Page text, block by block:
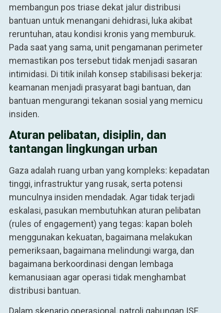
membangun pos triase dekat jalur distribusi
bantuan untuk menangani dehidrasi, luka akibat
reruntuhan, atau kondisi kronis yang memburuk.
Pada saat yang sama, unit pengamanan perimeter
memastikan pos tersebut tidak menjadi sasaran
intimidasi. Di titik inilah konsep stabilisasi bekerja:
keamanan menjadi prasyarat bagi bantuan, dan
bantuan mengurangi tekanan sosial yang memicu
insiden.
Aturan pelibatan, disiplin, dan
tantangan lingkungan urban
Gaza adalah ruang urban yang kompleks: kepadatan
tinggi, infrastruktur yang rusak, serta potensi
munculnya insiden mendadak. Agar tidak terjadi
eskalasi, pasukan membutuhkan aturan pelibatan
(rules of engagement) yang tegas: kapan boleh
menggunakan kekuatan, bagaimana melakukan
pemeriksaan, bagaimana melindungi warga, dan
bagaimana berkoordinasi dengan lembaga
kemanusiaan agar operasi tidak menghambat
distribusi bantuan.
Dalam skenario operasional, patroli gabungan ISF